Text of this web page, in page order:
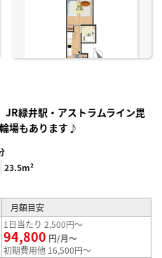
JR緑井駅・アストラムライン毘
場もあります♪
23.5m²
月額目安
1日当たり 2,500円～
94,800 円/月～
初期費用他 16,500円～